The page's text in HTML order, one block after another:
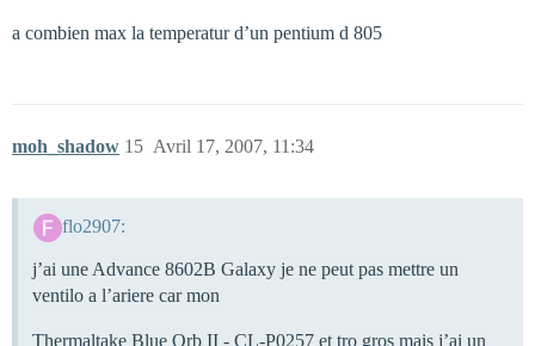
a combien max la temperatur d’un pentium d 805
moh_shadow Avril 17, 2007, 11:34
15
flo2907:
j’ai une Advance 8602B Galaxy je ne peut pas mettre un
ventilo a l’ariere car mon
Thermaltake Blue Orb II - CL-P0257 et tro gros mais j’ai un